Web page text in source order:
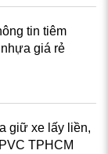
tin tiêm
giá rẻ
giữ xe lấy liền,
TPHCM